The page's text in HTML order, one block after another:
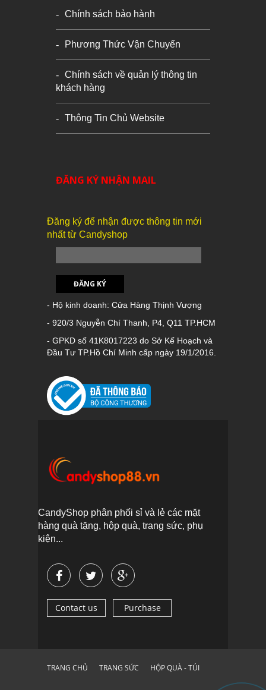
Chính sách bảo hành
Phương Thức Vận Chuyển
Chính sách về quản lý thông tin
khách hàng
Thông Tin Chủ Website
ĐĂNG KÝ NHẬN MAIL
Đăng ký để nhận được thông tin mới
nhất từ Candyshop
ĐĂNG KÝ
- Hộ kinh doanh: Cửa Hàng Thịnh Vượng
- 920/3 Nguyễn Chí Thanh, P4, Q11 TP.HCM
- GPKD số 41K8017223 do Sở Kế Hoạch và
Đầu Tư TP.Hồ Chí Minh cấp ngày 19/1/2016.
CandyShop phân phối sỉ và lẻ các mặt
hàng quà tặng, hộp quà, trang sức, phụ
kiện...
Contact us Purchase
TRANG CHỦ TRANG SỨC HỘP QUÀ - TÚI